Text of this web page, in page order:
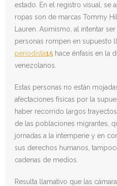
estado. En el registro visual, se
ropas son de marcas Tommy
Lauren. Asimismo, al intentar
personas rompen en supuesto
periodista15 hace énfasis en la
venezolanos.
Estas personas no están
afectaciones físicas por la
haber recorrido largos
de las poblaciones migrantes,
jornadas a la intemperie y en
sus derechos humanos,
cadenas de medios.
Resulta llamativo que las